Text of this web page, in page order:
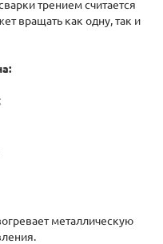
трением считается
вращать как одну, так и
металлическую